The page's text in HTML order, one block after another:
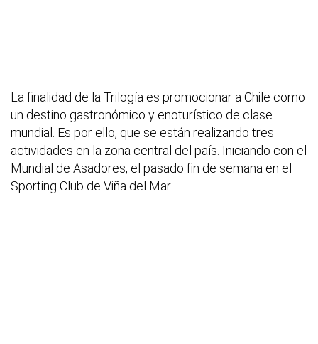
La finalidad de la Trilogía es promocionar a Chile como
un destino gastronómico y enoturístico de clase
mundial. Es por ello, que se están realizando tres
actividades en la zona central del país. Iniciando con el
Mundial de Asadores, el pasado fin de semana en el
Sporting Club de Viña del Mar.